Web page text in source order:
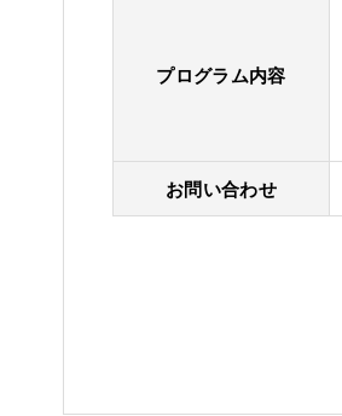
プログラム内容
お問い合わせ